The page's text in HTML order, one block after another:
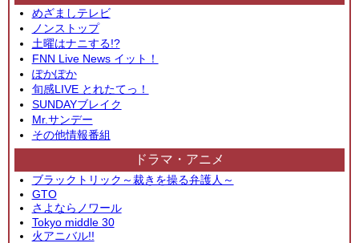
めざましテレビ
ノンストップ
土曜はナニする!?
FNN Live News イット！
ぽかぽか
旬感LIVE とれたてっ！
SUNDAYブレイク
Mr.サンデー
その他情報番組
ドラマ・アニメ
ブラックトリック～裁きを操る弁護人～
GTO
さよならノワール
Tokyo middle 30
火アニバル!!